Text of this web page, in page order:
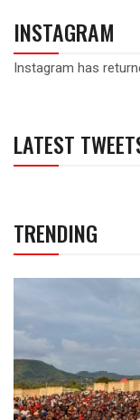
INSTAGRAM
Instagram has
LATEST
TRENDING